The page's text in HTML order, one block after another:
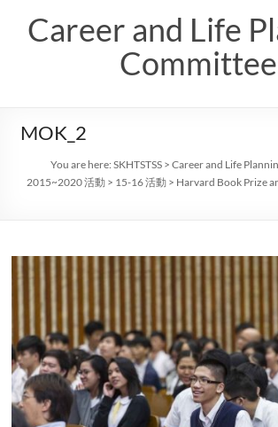
contentCareer and Life
Committee
MOK_2
You are here:SKHTSTSS >Career and Life
2015~2020 活動 > 15-16 活動 > Harvard Book Prize